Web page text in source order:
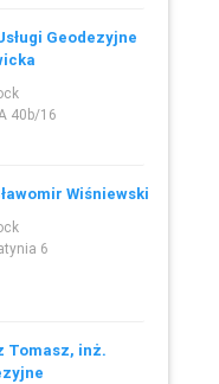
Geodezyjne
40b/16
Wiśniewski
6
Tomasz, inż.